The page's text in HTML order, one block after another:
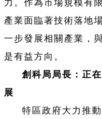
力。作為市場規模有
產業面臨著技術落地
一步發展相關產業，
是有益方向。
創科局局長：正
展
特區政府大力推